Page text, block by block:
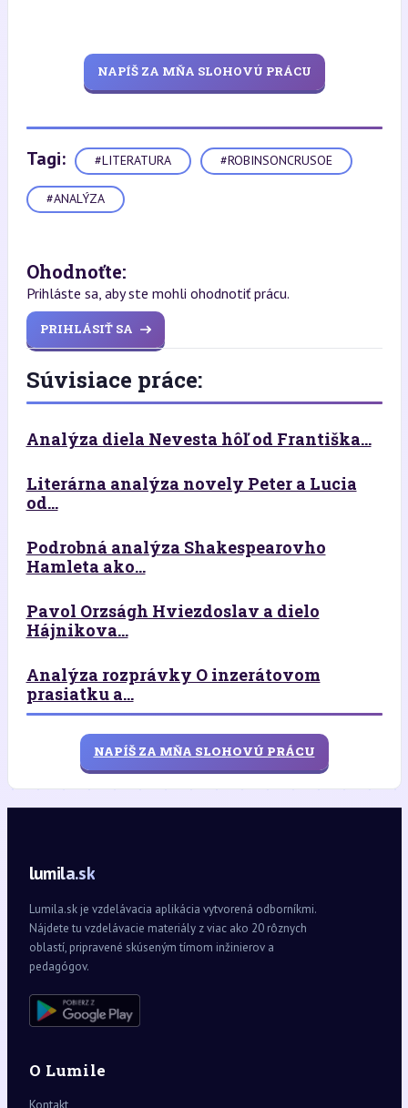
NAPÍŠ ZA MŇA SLOHOVÚ PRÁCU
Tagi: #LITERATURA #ROBINSONCRUSOE
#ANALÝZA
Ohodnoťte:
Prihláste sa, aby ste mohli ohodnotiť prácu.
PRIHLÁSIŤ SA
Súvisiace práce:
Analýza diela Nevesta hôľ od Františka...
Literárna analýza novely Peter a Lucia
od...
Podrobná analýza Shakespearovho
Hamleta ako...
Pavol Orzságh Hviezdoslav a dielo
Hájnikova...
Analýza rozprávky O inzerátovom
prasiatku a...
NAPÍŠ ZA MŇA SLOHOVÚ PRÁCU
lumila.sk
Lumila.sk je vzdelávacia aplikácia vytvorená odborníkmi.
Nájdete tu vzdelávacie materiály z viac ako 20 rôznych
oblastí, pripravené skúseným tímom inžinierov a
pedagógov.
O Lumile
Kontakt